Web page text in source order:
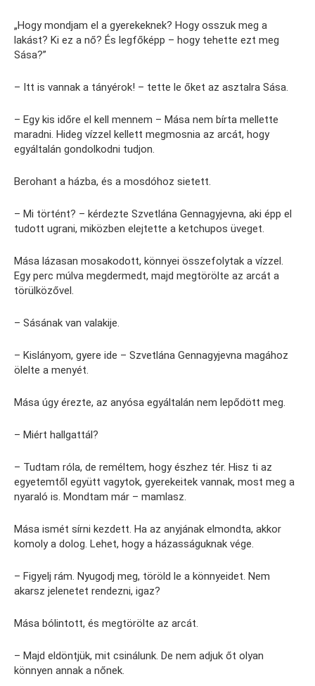
„Hogy mondjam el a gyerekeknek? Hogy osszuk meg a
lakást? Ki ez a nő? És legfőképp – hogy tehette ezt meg
Sása?”
– Itt is vannak a tányérok! – tette le őket az asztalra Sása.
– Egy kis időre el kell mennem – Mása nem bírta mellette
maradni. Hideg vízzel kellett megmosnia az arcát, hogy
egyáltalán gondolkodni tudjon.
Berohant a házba, és a mosdóhoz sietett.
– Mi történt? – kérdezte Szvetlána Gennagyjevna, aki épp el
tudott ugrani, miközben elejtette a ketchupos üveget.
Mása lázasan mosakodott, könnyei összefolytak a vízzel.
Egy perc múlva megdermedt, majd megtörölte az arcát a
törülközővel.
– Sásának van valakije.
– Kislányom, gyere ide – Szvetlána Gennagyjevna magához
ölelte a menyét.
Mása úgy érezte, az anyósa egyáltalán nem lepődött meg.
– Miért hallgattál?
– Tudtam róla, de reméltem, hogy észhez tér. Hisz ti az
egyetemtől együtt vagytok, gyerekeitek vannak, most meg a
nyaraló is. Mondtam már – mamlasz.
Mása ismét sírni kezdett. Ha az anyjának elmondta, akkor
komoly a dolog. Lehet, hogy a házasságuknak vége.
– Figyelj rám. Nyugodj meg, töröld le a könnyeidet. Nem
akarsz jelenetet rendezni, igaz?
Mása bólintott, és megtörölte az arcát.
– Majd eldöntjük, mit csinálunk. De nem adjuk őt olyan
könnyen annak a nőnek.